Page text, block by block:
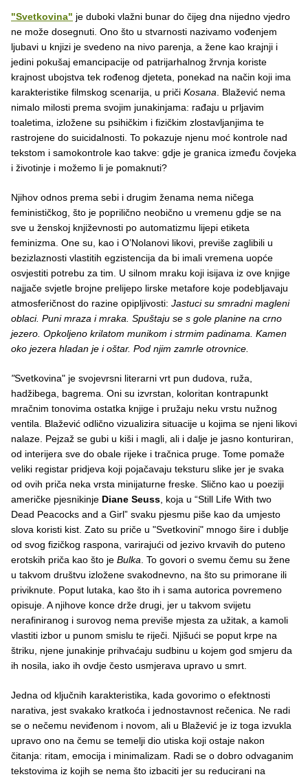
"Svetkovina" je duboki vlažni bunar do čijeg dna nijedno vjedro
ne može dosegnuti. Ono što u stvarnosti nazivamo vođenjem
ljubavi u knjizi je svedeno na nivo parenja, a žene kao krajnji i
jedini pokušaj emancipacije od patrijarhalnog žrvnja koriste
krajnost ubojstva tek rođenog djeteta, ponekad na način koji ima
karakteristike filmskog scenarija, u priči Kosana . Blažević nema
nimalo milosti prema svojim junakinjama: rađaju u prljavim
toaletima, izložene su psihičkim i fizičkim zlostavljanjima te
rastrojene do suicidalnosti. To pokazuje njenu moć kontrole nad
tekstom i samokontrole kao takve: gdje je granica između čovjeka
i životinje i možemo li je pomaknuti?
Njihov odnos prema sebi i drugim ženama nema ničega
feminističkog, što je poprilično neobično u vremenu gdje se na
sve u ženskoj književnosti po automatizmu lijepi etiketa
feminizma. One su, kao i O’Nolanovi likovi, previše zaglibili u
bezizlaznosti vlastitih egzistencija da bi imali vremena uopće
osvjestiti potrebu za tim. U silnom mraku koji isijava iz ove knjige
najjače svjetle brojne prelijepo lirske metafore koje podebljavaju
atmosferičnost do razine opipljivosti: Jastuci su smradni magleni
oblaci. Puni mraza i mraka. Spuštaju se s gole planine na crno
jezero. Opkoljeno krilatom munikom i strmim padinama. Kamen
oko jezera hladan je i oštar. Pod njim zamrle otrovnice.
"Svetkovina" je svojevrsni literarni vrt pun dudova, ruža,
hadžibega, bagrema. Oni su izvrstan, koloritan kontrapunkt
mračnim tonovima ostatka knjige i pružaju neku vrstu nužnog
ventila. Blažević odlično vizualizira situacije u kojima se njeni likovi
nalaze. Pejzaž se gubi u kiši i magli, ali i dalje je jasno konturiran,
od interijera sve do obale rijeke i tračnica pruge. Tome pomaže
veliki registar pridjeva koji pojačavaju teksturu slike jer je svaka
od ovih priča neka vrsta minijaturne freske. Slično kao u poeziji
američke pjesnikinje Diane Seuss , koja u “Still Life With two
Dead Peacocks and a Girl” svaku pjesmu piše kao da umjesto
slova koristi kist. Zato su priče u "Svetkovini" mnogo šire i dublje
od svog fizičkog raspona, varirajući od jezivo krvavih do puteno
erotskih priča kao što je Bulka . To govori o svemu čemu su žene
u takvom društvu izložene svakodnevno, na što su primorane ili
priviknute. Poput lutaka, kao što ih i sama autorica povremeno
opisuje. A njihove konce drže drugi, jer u takvom svijetu
nerafiniranog i surovog nema previše mjesta za užitak, a kamoli
vlastiti izbor u punom smislu te riječi. Njišući se poput krpe na
štriku, njene junakinje prihvaćaju sudbinu u kojem god smjeru da
ih nosila, iako ih ovdje često usmjerava upravo u smrt.
Jedna od ključnih karakteristika, kada govorimo o efektnosti
narativa, jest svakako kratkoća i jednostavnost rečenica. Ne radi
se o nečemu neviđenom i novom, ali u Blažević je iz toga izvukla
upravo ono na čemu se temelji dio utiska koji ostaje nakon
čitanja: ritam, emocija i minimalizam. Radi se o dobro odvaganim
tekstovima iz kojih se nema što izbaciti jer su reducirani na